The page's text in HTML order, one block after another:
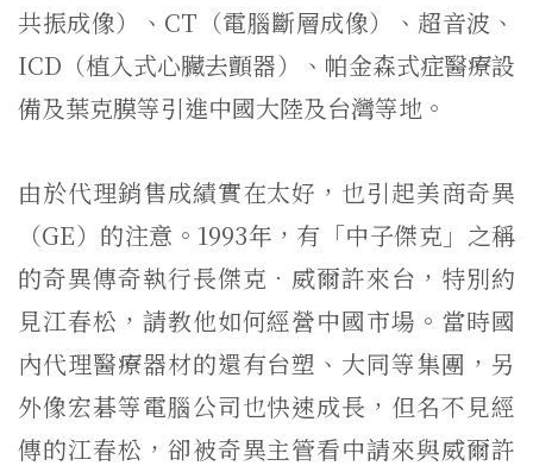
共振成像）、CT（電腦斷層成像）、超音波、
ICD（植入式心臟去顫器）、帕金森式症醫療設
備及葉克膜等引進中國大陸及台灣等地。
由於代理銷售成績實在太好，也引起美商奇異
（GE）的注意。1993年，有「中子傑克」之稱
的奇異傳奇執行長傑克．威爾許來台，特別約
見江春松，請教他如何經營中國市場。當時國
內代理醫療器材的還有台塑、大同等集團，另
外像宏碁等電腦公司也快速成長，但名不見經
傳的江春松，卻被奇異主管看中請來與威爾許